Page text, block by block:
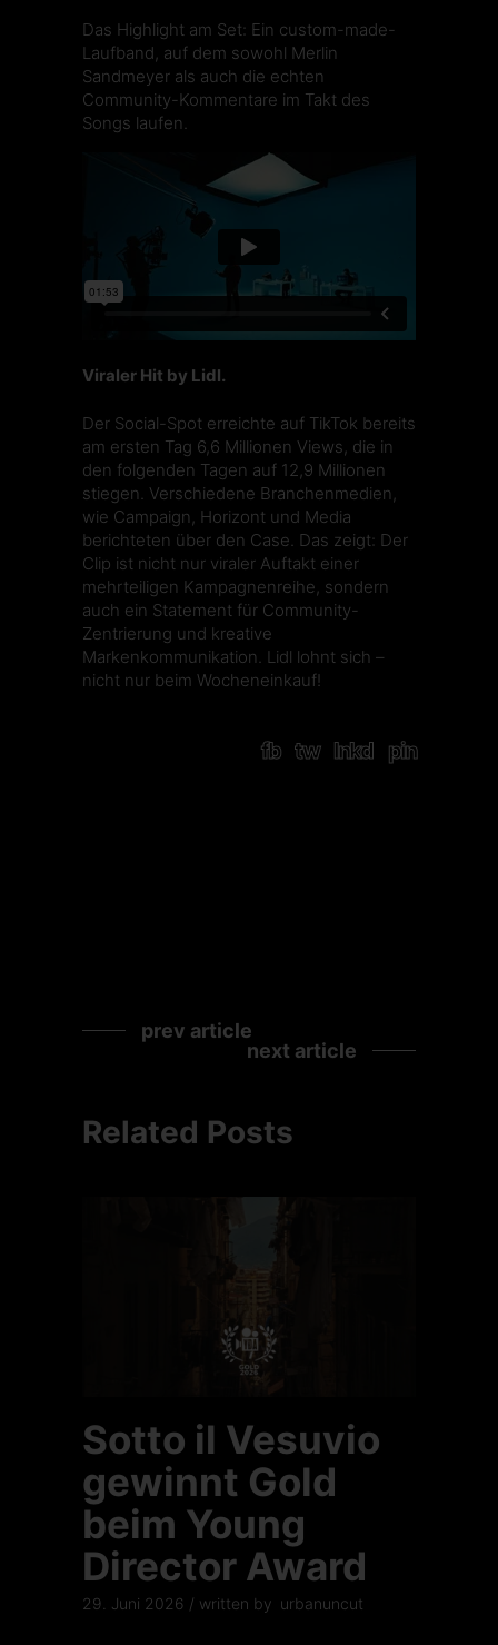
Das Highlight am Set: Ein custom-made-
Laufband, auf dem sowohl Merlin
Sandmeyer als auch die echten
Community-Kommentare im Takt des
Songs laufen.
Viraler Hit by Lidl.
Der Social-Spot erreichte auf TikTok bereits
am ersten Tag 6,6 Millionen Views, die in
den folgenden Tagen auf 12,9 Millionen
stiegen. Verschiedene Branchenmedien,
wie Campaign , Horizont und Media
berichteten über den Case. Das zeigt: Der
Clip ist nicht nur viraler Auftakt einer
mehrteiligen Kampagnenreihe, sondern
auch ein Statement für Community-
Zentrierung und kreative
Markenkommunikation. Lidl lohnt sich –
nicht nur beim Wocheneinkauf!
fb tw lnkd pin
prev article
next article
Related Posts
Sotto il Vesuvio
gewinnt Gold
beim Young
Director Award
29. Juni 2026 written by urbanuncut